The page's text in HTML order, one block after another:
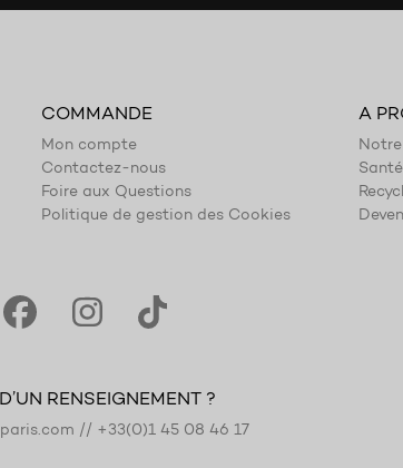
COMMANDE
Mon compte
Contactez-nous
Foire aux Questions
Politique de gestion des Cookies
A
RENSEIGNEMENT ?
// +33(0)1 45 08 46 17